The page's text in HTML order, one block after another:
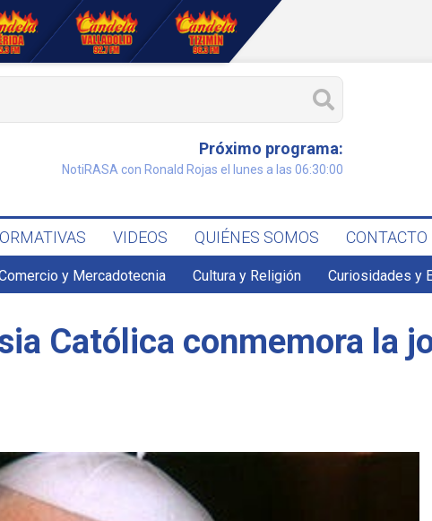
Próximo programa:
NotiRASA con Ronald Rojas el lunes a las 06:30:00
VIDEOS QUIÉNES SOMOS CONTACTO
y Mercadotecnia Cultura y Religión Curiosidades y
Católica conmemora la